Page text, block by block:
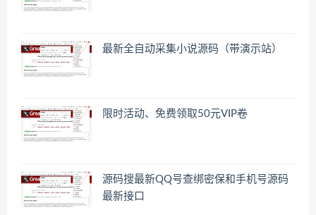
最新全自动采集小说源码（带演示站）
限时活动、免费领取50元VIP卷
源码搜最新QQ号查绑密保和手机号源码
最新接口